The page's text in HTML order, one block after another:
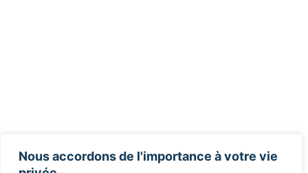
Nous accordons de l'importance à votre vie